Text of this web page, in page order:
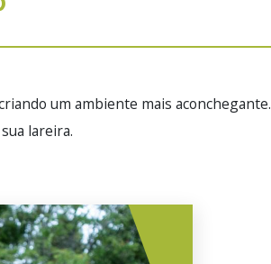
um ambiente mais aconchegante.
lareira.